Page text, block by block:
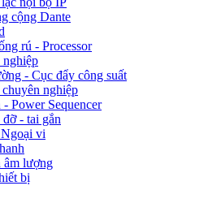
cộng Dante
rú - Processor
- Cục đẩy công suất
nghiệp
Power Sequencer
- tai gắn
vi
âm lượng
bị